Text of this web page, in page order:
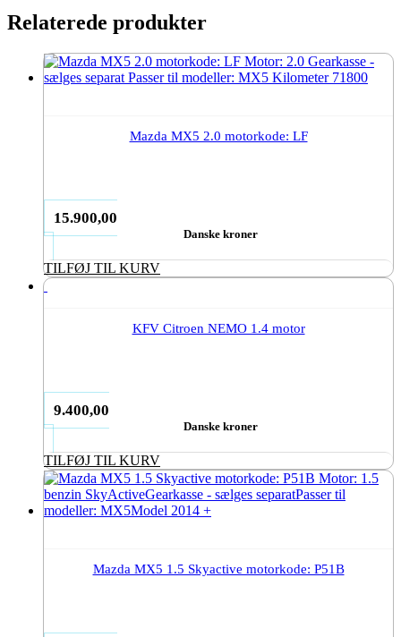
Relaterede produkter
Mazda MX5 2.0 motorkode: LF
15.900,00
Danske kroner
TILFØJ TIL KURV
KFV Citroen NEMO 1.4 motor
9.400,00
Danske kroner
TILFØJ TIL KURV
Mazda MX5 1.5 Skyactive motorkode: P51B